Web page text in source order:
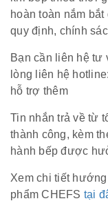
hoàn toàn nắm
quy định, chính
Bạn cần liên hệ tư
lòng liên hệ
hỗ trợ thêm
Tin nhắn trả về từ
thành công, kèm
hành bếp được
Xem chi tiết
phẩm CHEFS tại